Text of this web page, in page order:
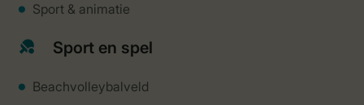
Sport & animatie
Sport en spel
Beachvolleybalveld